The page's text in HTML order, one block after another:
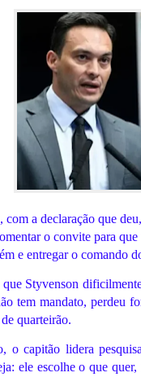
com a declaração que
o convite para
e entregar o comando
Styvenson
tem mandato, perdeu
quarteirão.
o capitão lidera
ele escolhe o que